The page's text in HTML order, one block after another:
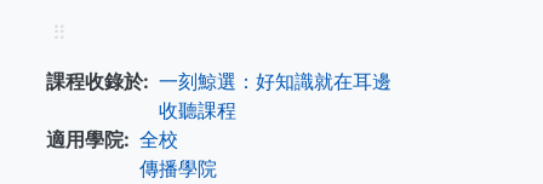
⠿
課程收錄於
一刻鯨選：好知識就在耳邊
收聽課程
適用學院
全校
傳播學院